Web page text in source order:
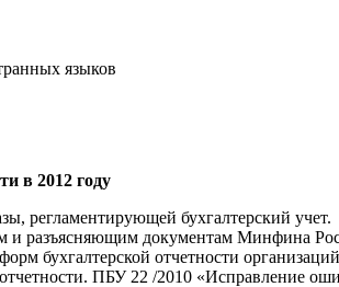
языков
в 2012 году
регламентирующей бухгалтерский учет.
и разъясняющим документам Минфина
бухгалтерской отчетности
ПБУ 22 /2010 «Исправление